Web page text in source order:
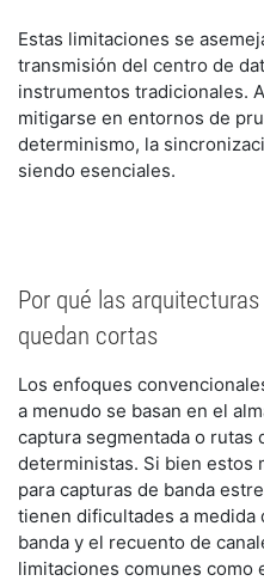
Estas limitaciones se
transmisión del centro de
instrumentos tradicionales.
mitigarse en entornos de
determinismo, la
siendo esenciales.
Por qué las
quedan cortas
Los enfoques
a menudo se basan en el
captura segmentada o rutas
deterministas. Si bien estos
para capturas de banda
tienen dificultades a medida
banda y el recuento de
limitaciones comunes como